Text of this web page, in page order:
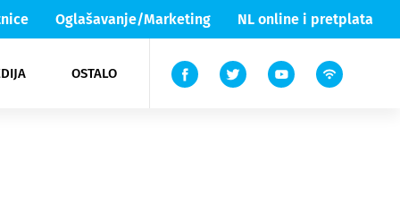
Oglašavanje/Marketing NL online i pretplata
OSTALO
Lika & Senj
TV